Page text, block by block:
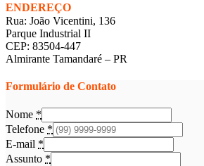
ENDEREÇO
Rua: João Vicentini, 136
Parque Industrial II
CEP: 83504-447
Almirante Tamandaré – PR
Formulário de Contato
Nome *
Telefone *
E-mail *
Assunto *